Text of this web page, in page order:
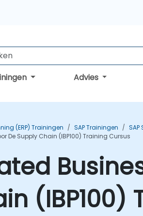
Advies
(ERP) Trainingen SAP Trainingen
SAP
De Supply Chain (IBP100) Training Cursus
(IBP100)